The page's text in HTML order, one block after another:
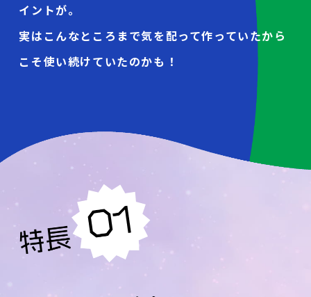
イントが。
実はこんなところまで気を配って作っていたから
こそ使い続けていたのかも！